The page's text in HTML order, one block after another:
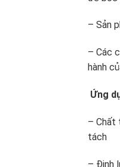
– Sản
– Các
hành
Ứng
– Chất
tách
– Định